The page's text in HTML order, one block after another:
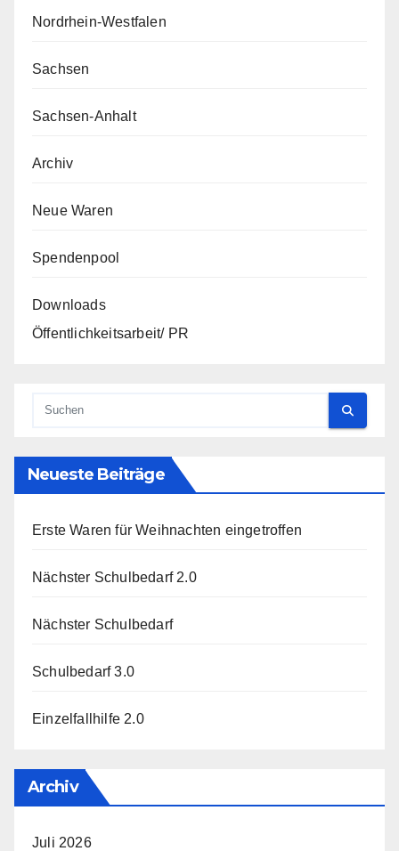
Nordrhein-Westfalen
Sachsen
Sachsen-Anhalt
Archiv
Neue Waren
Spendenpool
Downloads
Öffentlichkeitsarbeit/ PR
Neueste Beiträge
Erste Waren für Weihnachten eingetroffen
Nächster Schulbedarf 2.0
Nächster Schulbedarf
Schulbedarf 3.0
Einzelfallhilfe 2.0
Archiv
Juli 2026